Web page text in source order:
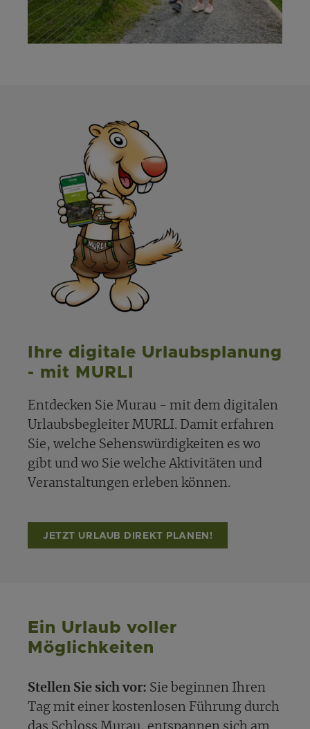
Ihre digitale Urlaubsplanung
- mit MURLI
Entdecken Sie Murau - mit dem digitalen
Urlaubsbegleiter MURLI. Damit erfahren
Sie, welche Sehenswürdigkeiten es wo
gibt und wo Sie welche Aktivitäten und
Veranstaltungen erleben können.
JETZT URLAUB DIREKT PLANEN!
Ein Urlaub voller
Möglichkeiten
Stellen Sie sich vor: Sie beginnen Ihren
Tag mit einer kostenlosen Führung durch